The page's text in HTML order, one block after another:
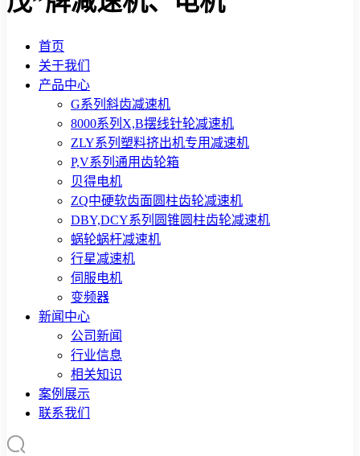
首页
关于我们
产品中心
G系列斜齿减速机
8000系列X,B摆线针轮减速机
ZLY系列塑料挤出机专用减速机
P,V系列通用齿轮箱
贝得电机
ZQ中硬软齿面圆柱齿轮减速机
DBY,DCY系列圆锥圆柱齿轮减速机
蜗轮蜗杆减速机
行星减速机
伺服电机
变频器
新闻中心
公司新闻
行业信息
相关知识
案例展示
联系我们